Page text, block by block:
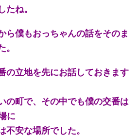
たね。
ら僕もおっちゃんの話をそのま
。
の立地を先にお話しておきます
の町で、その中でも僕の交番は
に
不安な場所でした。